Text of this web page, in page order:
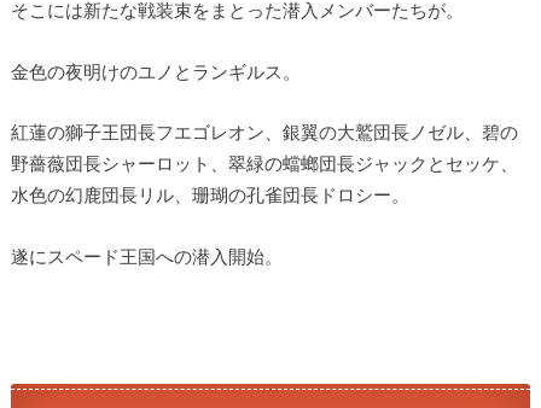
そこには新たな戦装束をまとった潜入メンバーたちが。
金色の夜明けのユノとランギルス。
紅蓮の獅子王団長フエゴレオン、銀翼の大鷲団長ノゼル、碧の
野薔薇団長シャーロット、翠緑の蟷螂団長ジャックとセッケ、
水色の幻鹿団長リル、珊瑚の孔雀団長ドロシー。
遂にスペード王国への潜入開始。